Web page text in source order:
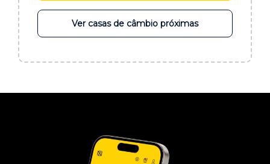
Ver casas de câmbio próximas